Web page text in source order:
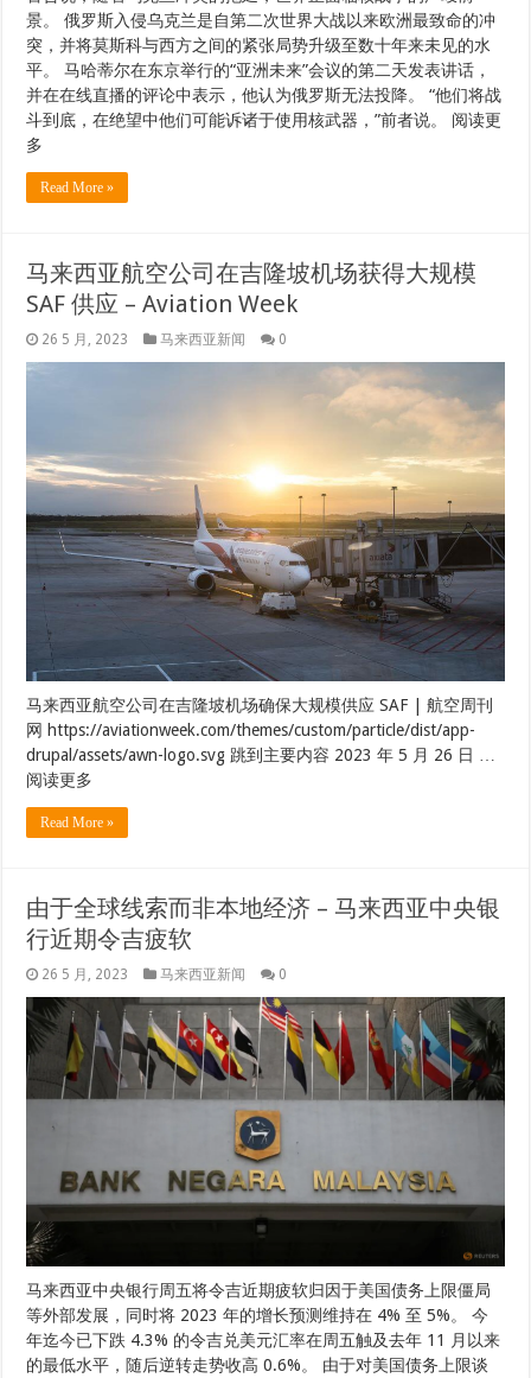
景。 俄罗斯入侵乌克兰是自第二次世界大战以来欧洲最致命的冲
突，并将莫斯科与西方之间的紧张局势升级至数十年来未见的水
平。 马哈蒂尔在东京举行的“亚洲未来”会议的第二天发表讲话，
并在在线直播的评论中表示，他认为俄罗斯无法投降。 “他们将战
斗到底，在绝望中他们可能诉诸于使用核武器，”前者说。 阅读更
多
Read More »
马来西亚航空公司在吉隆坡机场获得大规模
SAF 供应 – Aviation Week
26 5 月, 2023 马来西亚新闻 0
马来西亚航空公司在吉隆坡机场确保大规模供应 SAF | 航空周刊
网 https://aviationweek.com/themes/custom/particle/dist/app-
drupal/assets/awn-logo.svg 跳到主要内容 2023 年 5 月 26 日 …
阅读更多
Read More »
由于全球线索而非本地经济 – 马来西亚中央银
行近期令吉疲软
26 5 月, 2023 马来西亚新闻 0
马来西亚中央银行周五将令吉近期疲软归因于美国债务上限僵局
等外部发展，同时将 2023 年的增长预测维持在 4% 至 5%。 今
年迄今已下跌 4.3% 的令吉兑美元汇率在周五触及去年 11 月以来
的最低水平，随后逆转走势收高 0.6%。 由于对美国债务上限谈